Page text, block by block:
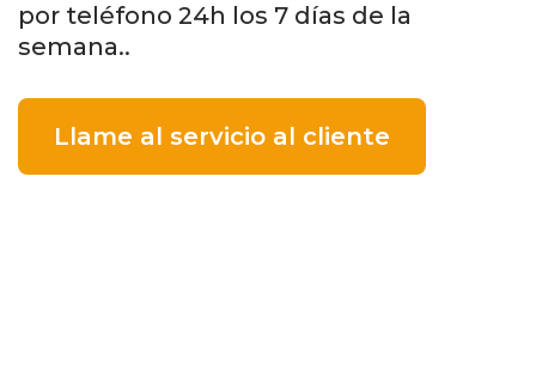
por teléfono 24h los 7 días de la
semana..
Llame al servicio al cliente